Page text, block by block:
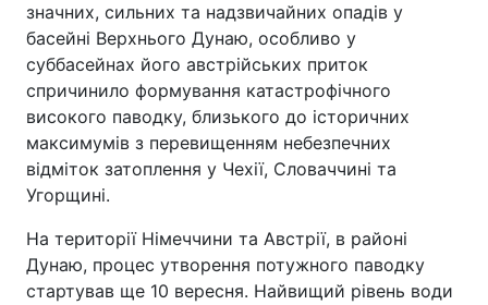
значних, сильних та надзвичайних опадів у
басейні Верхнього Дунаю, особливо у
суббасейнах його австрійських приток
спричинило формування катастрофічного
високого паводку, близького до історичних
максимумів з перевищенням небезпечних
відміток затоплення у Чехії, Словаччині та
Угорщині.
На території Німеччини та Австрії, в районі
Дунаю, процес утворення потужного паводку
стартував ще 10 вересня. Найвищий рівень води